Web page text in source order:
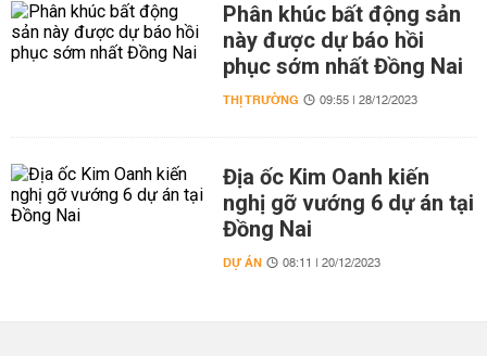
Phân khúc bất động sản
này được dự báo hồi
phục sớm nhất Đồng Nai
THỊ TRƯỜNG 09:55 | 28/12/2023
Địa ốc Kim Oanh kiến
nghị gỡ vướng 6 dự án tại
Đồng Nai
DỰ ÁN 08:11 | 20/12/2023